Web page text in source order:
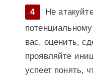
Не
вас, оценить,
проявляйте
успеет понять,